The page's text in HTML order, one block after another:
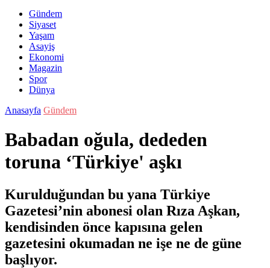
Gündem
Siyaset
Yaşam
Asayiş
Ekonomi
Magazin
Spor
Dünya
Anasayfa Gündem
Babadan oğula, dededen
toruna ‘Türkiye' aşkı
Kurulduğundan bu yana Türkiye
Gazetesi’nin abonesi olan Rıza Aşkan,
kendisinden önce kapısına gelen
gazetesini okumadan ne işe ne de güne
başlıyor.